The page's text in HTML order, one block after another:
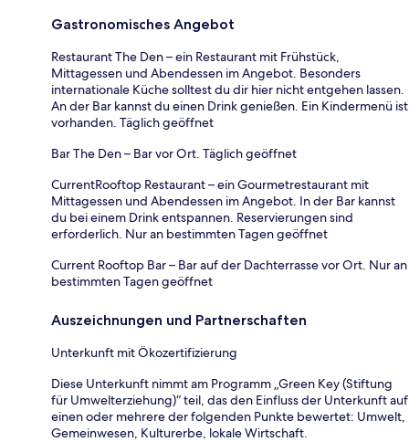
Gastronomisches Angebot
Restaurant The Den – ein Restaurant mit Frühstück,
Mittagessen und Abendessen im Angebot. Besonders
internationale Küche solltest du dir hier nicht entgehen lassen.
An der Bar kannst du einen Drink genießen. Ein Kindermenü ist
vorhanden. Täglich geöffnet
Bar The Den – Bar vor Ort. Täglich geöffnet
CurrentRooftop Restaurant – ein Gourmetrestaurant mit
Mittagessen und Abendessen im Angebot. In der Bar kannst
du bei einem Drink entspannen. Reservierungen sind
erforderlich. Nur an bestimmten Tagen geöffnet
Current Rooftop Bar – Bar auf der Dachterrasse vor Ort. Nur an
bestimmten Tagen geöffnet
Auszeichnungen und Partnerschaften
Unterkunft mit Ökozertifizierung
Diese Unterkunft nimmt am Programm „Green Key (Stiftung
für Umwelterziehung)“ teil, das den Einfluss der Unterkunft auf
einen oder mehrere der folgenden Punkte bewertet: Umwelt,
Gemeinwesen, Kulturerbe, lokale Wirtschaft.